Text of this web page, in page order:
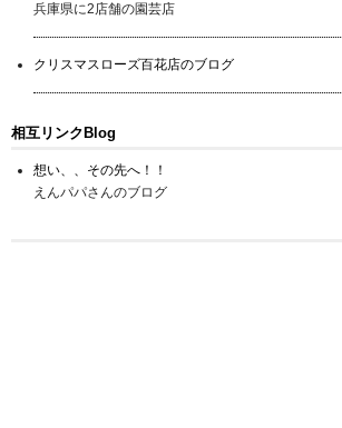
兵庫県に2店舗の園芸店
クリスマスローズ百花店のブログ
相互リンクBlog
想い、、その先へ！！
えんパパさんのブログ